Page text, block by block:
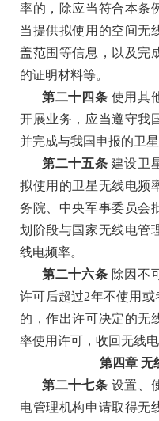
率的，除应当符合本条
当提供拟使用的空间无
盖范围等信息，以及完
的证明材料等。
第二十四条 使用其
开展业务，应当遵守我
并完成与我国申报的卫
第二十五条 建设卫
拟使用的卫星无线电频
务院、中央军事委员会
划阶段与国家无线电管
线电频率。
第二十六条 除因不
许可后超过2年不使用
的，作出许可决定的无
率使用许可，收回无线电
第四章 无
第二十七条 设置、
电管理机构申请取得无